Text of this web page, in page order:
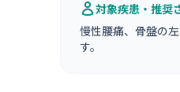
対象疾患・推奨
慢性腰痛、骨盤の
す。